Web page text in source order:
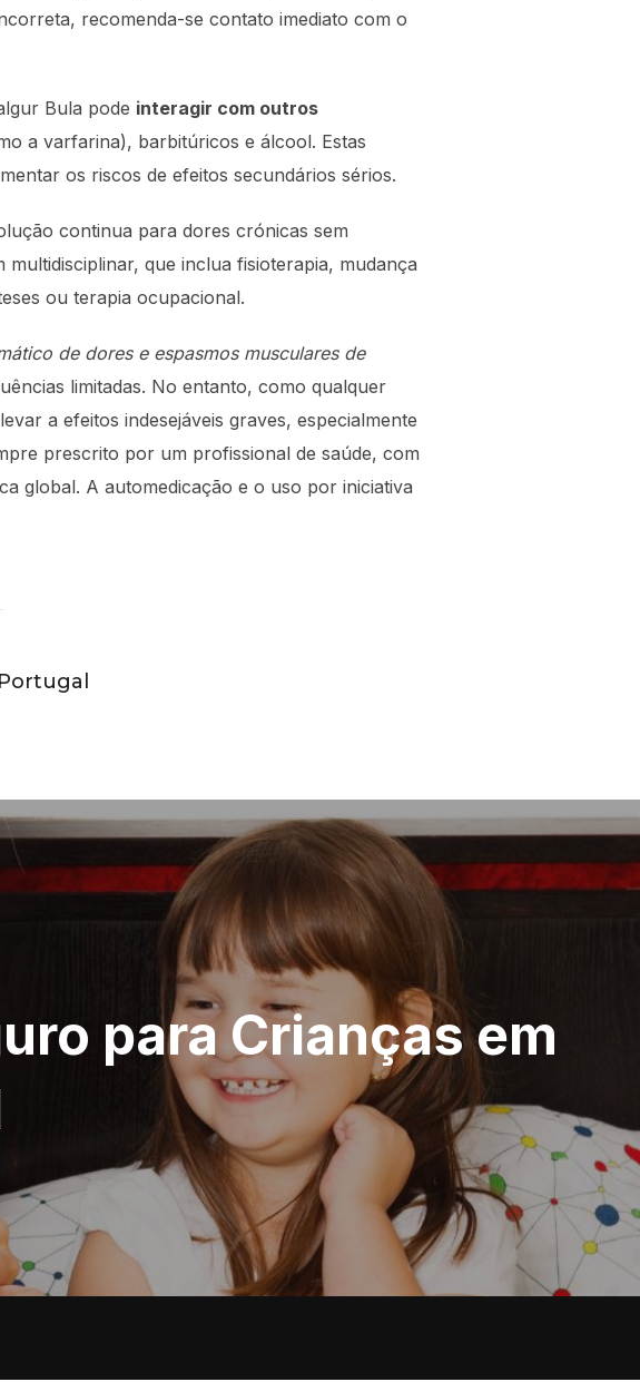
recomenda-se contato imediato com o
Bula pode interagir com outros
a varfarina), barbitúricos e álcool. Estas
os riscos de efeitos secundários sérios.
continua para dores crónicas sem
que inclua fisioterapia, mudança
ou terapia ocupacional.
de dores e espasmos musculares de
limitadas. No entanto, como qualquer
a efeitos indesejáveis graves, especialmente
prescrito por um profissional de saúde, com
global. A automedicação e o uso por iniciativa
para Crianças em